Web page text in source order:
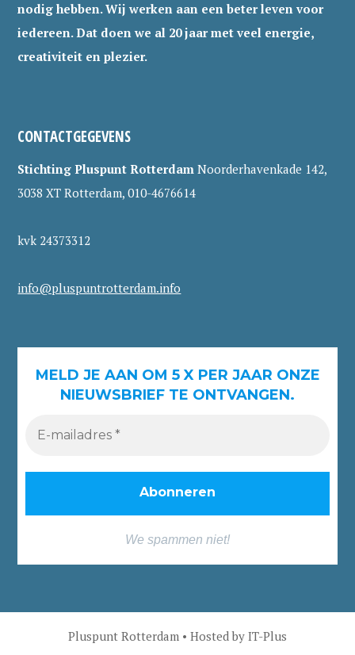
nodig hebben. Wij werken aan een beter leven voor
iedereen. Dat doen we al 20 jaar met veel energie,
creativiteit en plezier.
CONTACTGEGEVENS
Stichting Pluspunt RotterdamNoorderhavenkade 142,
3038 XT Rotterdam, 010-4676614
kvk 24373312
info@pluspuntrotterdam.info
MELD JE AAN OM 5 X PER JAAR ONZE
NIEUWSBRIEF TE ONTVANGEN.
We spammen niet!
Pluspunt Rotterdam • Hosted by IT-Plus